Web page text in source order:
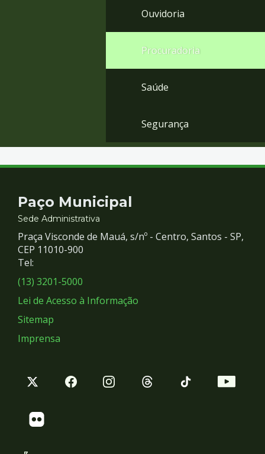
Ouvidoria
Procuradoria
Saúde
Segurança
Contato
e
Redes
Sociais
Paço Municipal
Sede Administrativa
Praça Visconde de Mauá, s/nº - Centro, Santos - SP,
CEP 11010-900
Tel:
(13) 3201-5000
Lei de Acesso à Informação
Sitemap
Imprensa